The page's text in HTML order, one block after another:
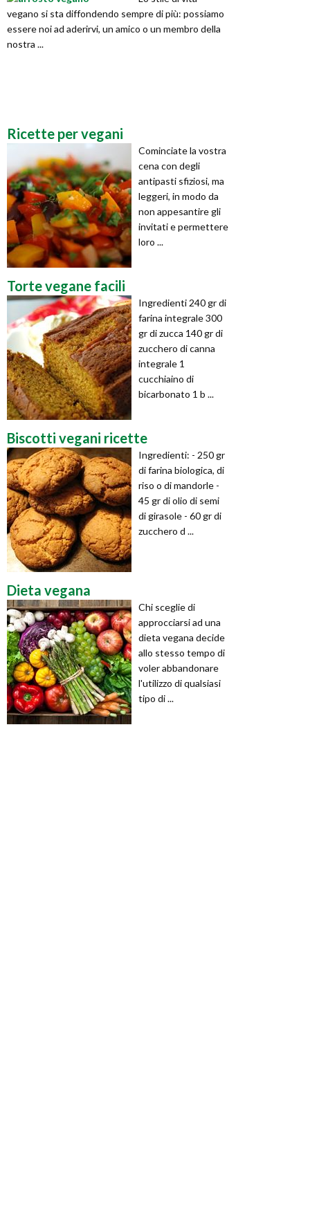
vegano si sta diffondendo sempre di più: possiamo
essere noi ad aderirvi, un amico o un membro della
nostra ...
Ricette per vegani
Cominciate la vostra
cena con degli
antipasti sfiziosi, ma
leggeri, in modo da
non appesantire gli
invitati e permettere
loro ...
Torte vegane facili
Ingredienti 240 gr di
farina integrale 300
gr di zucca 140 gr di
zucchero di canna
integrale 1
cucchiaino di
bicarbonato 1 b ...
Biscotti vegani ricette
Ingredienti: - 250 gr
di farina biologica, di
riso o di mandorle -
45 gr di olio di semi
di girasole - 60 gr di
zucchero d ...
Dieta vegana
Chi sceglie di
approcciarsi ad una
dieta vegana decide
allo stesso tempo di
voler abbandonare
l'utilizzo di qualsiasi
tipo di ...